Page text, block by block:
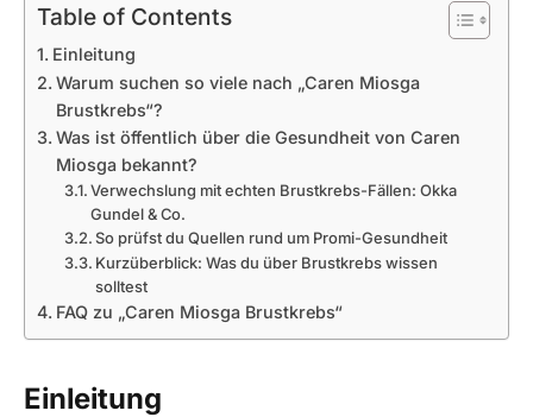
Table of Contents
Einleitung
Warum suchen so viele nach „Caren Miosga
Brustkrebs“?
Was ist öffentlich über die Gesundheit von Caren
Miosga bekannt?
Verwechslung mit echten Brustkrebs-Fällen: Okka
Gundel & Co.
So prüfst du Quellen rund um Promi-Gesundheit
Kurzüberblick: Was du über Brustkrebs wissen
solltest
FAQ zu „Caren Miosga Brustkrebs“
Einleitung